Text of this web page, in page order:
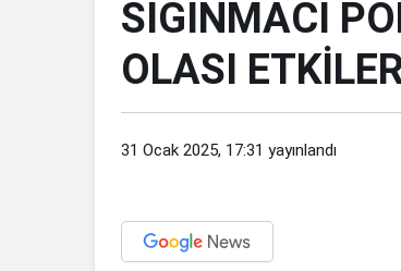
SIĞINMACI
OLASI
31 Ocak 2025, 17:31 yayınlandı